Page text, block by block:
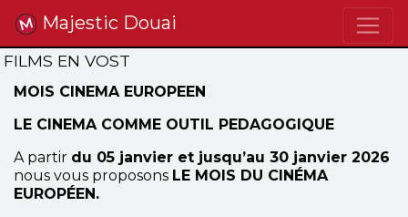
Majestic Douai
FILMS EN VOST
MOIS CINEMA EUROPEEN
LE CINEMA COMME OUTIL PEDAGOGIQUE
A partir du 05 janvier et jusqu’au 30 janvier 2026
nous vous proposons LE MOIS DU CINÉMA
EUROPÉEN.